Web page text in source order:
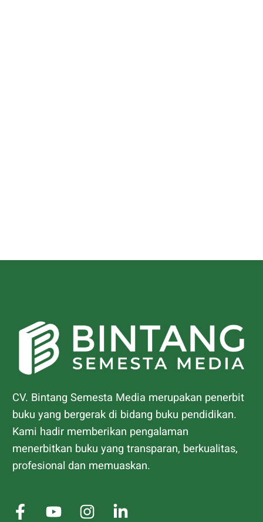
CV. Bintang Semesta Media merupakan penerbit
buku yang bergerak di bidang buku pendidikan.
Kami hadir memberikan pengalaman
menerbitkan buku yang transparan, berkualitas,
profesional dan memuaskan.